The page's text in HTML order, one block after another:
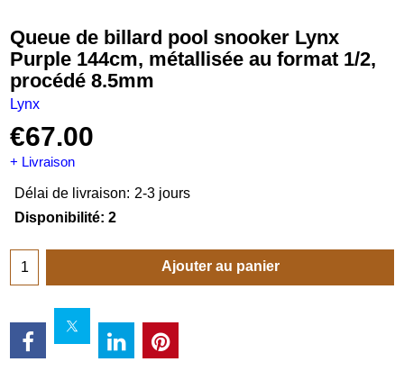
Queue de billard pool snooker Lynx
Purple 144cm, métallisée au format 1/2,
procédé 8.5mm
Lynx
€67.00
+ Livraison
Délai de livraison: 2-3 jours
Disponibilité: 2
Ajouter au panier